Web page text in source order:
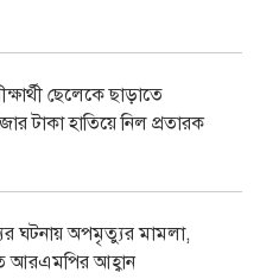
ছেলেকে ছাড়াতে
টাকা হাতিয়ে নিল প্রতারক
ঘটনায় অপমৃত্যুর মামলা,
আরএমপির আহ্বান